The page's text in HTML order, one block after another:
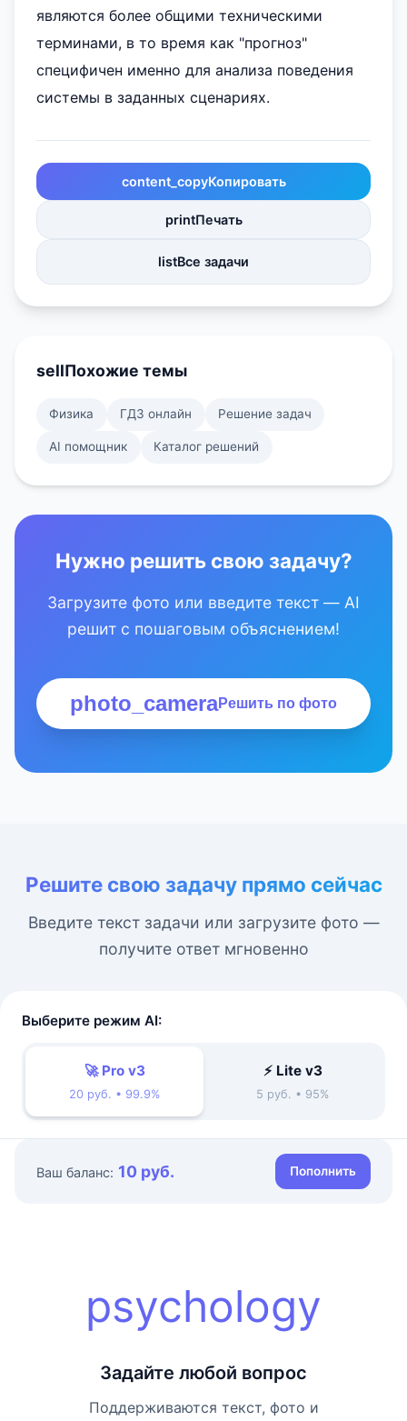
являются более общими техническими
терминами, в то время как "прогноз"
специфичен именно для анализа поведения
системы в заданных сценариях.
content_copyКопировать
printПечать
listВсе задачи
sellПохожие темы
Физика ГДЗ онлайн Решение задач
AI помощник Каталог решений
Нужно решить свою задачу?
Загрузите фото или введите текст — AI
решит с пошаговым объяснением!
photo_cameraРешить по фото
Решите свою задачу прямо сейчас
Введите текст задачи или загрузите фото —
получите ответ мгновенно
Выберите режим AI:
🚀 Pro v3
20 руб. • 99.9%
⚡ Lite v3
5 руб. • 95%
Ваш баланс: 10 руб. Пополнить
psychology
Задайте любой вопрос
Поддерживаются текст, фото и